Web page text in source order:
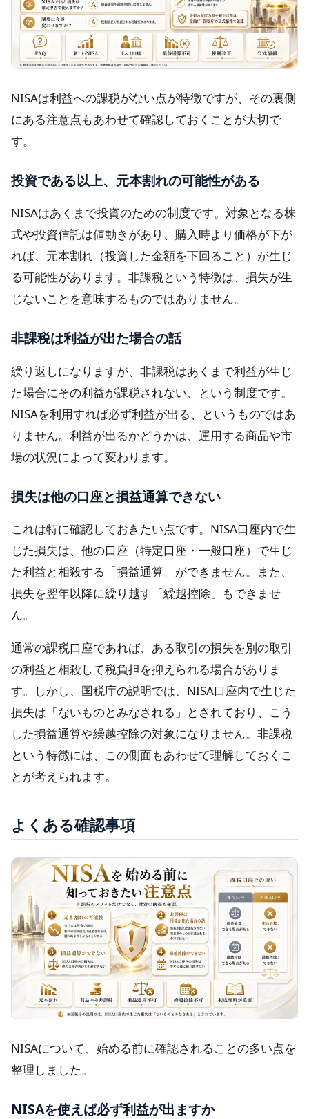
NISAは利益への課税がない点が特徴ですが、その裏側
にある注意点もあわせて確認しておくことが大切で
す。
投資である以上、元本割れの可能性がある
NISAはあくまで投資のための制度です。対象となる株
式や投資信託は値動きがあり、購入時より価格が下が
れば、元本割れ（投資した金額を下回ること）が生じ
る可能性があります。非課税という特徴は、損失が生
じないことを意味するものではありません。
非課税は利益が出た場合の話
繰り返しになりますが、非課税はあくまで利益が生じ
た場合にその利益が課税されない、という制度です。
NISAを利用すれば必ず利益が出る、というものではあ
りません。利益が出るかどうかは、運用する商品や市
場の状況によって変わります。
損失は他の口座と損益通算できない
これは特に確認しておきたい点です。NISA口座内で生
じた損失は、他の口座（特定口座・一般口座）で生じ
た利益と相殺する「損益通算」ができません。また、
損失を翌年以降に繰り越す「繰越控除」もできませ
ん。
通常の課税口座であれば、ある取引の損失を別の取引
の利益と相殺して税負担を抑えられる場合がありま
す。しかし、国税庁の説明では、NISA口座内で生じた
損失は「ないものとみなされる」とされており、こう
した損益通算や繰越控除の対象になりません。非課税
という特徴には、この側面もあわせて理解しておくこ
とが考えられます。
よくある確認事項
NISAについて、始める前に確認されることの多い点を
整理しました。
NISAを使えば必ず利益が出ますか